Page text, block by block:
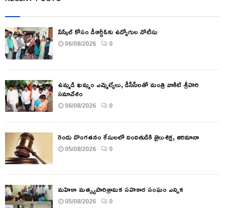
పేస్కేల్ కోసం డీఆర్డీఓకు ఉద్యోగుల నోటీసు
06/08/2026 0
ఉమ్మడి ఖమ్మం ఎమ్మెల్యేలు, డీసీసీలతో మంత్రి వాకిటి శ్రీహరి
సమావేశం
06/08/2026 0
రెండు దొంగతనం కేసులలో నిందితుడికి జైలుశిక్ష, జరిమానా
05/08/2026 0
మహిళా మత్స్యపారిశ్రామిక సహకార సంఘం ఎన్నిక
05/08/2026 0